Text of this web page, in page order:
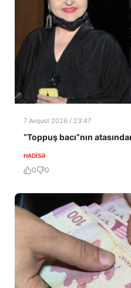
7 Avqust 2026 / 23:47
“Toppuş bacı”nın
HADISƏ
0 0